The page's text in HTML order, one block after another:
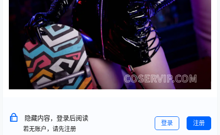
隐藏内容，登录后阅读
若无账户，请先注册
登录 注册